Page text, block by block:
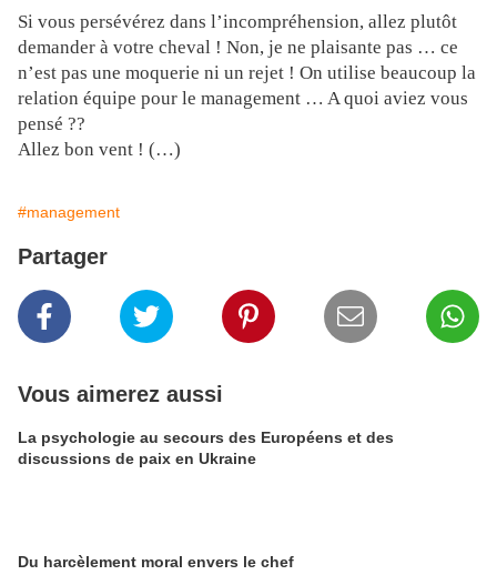
Si vous persévérez dans l’incompréhension, allez plutôt
demander à votre cheval ! Non, je ne plaisante pas … ce
n’est pas une moquerie ni un rejet ! On utilise beaucoup la
relation équipe pour le management … A quoi aviez vous
pensé ??
Allez bon vent ! (…)
#management
Partager
Vous aimerez aussi
La psychologie au secours des Européens et des
discussions de paix en Ukraine
Du harcèlement moral envers le chef